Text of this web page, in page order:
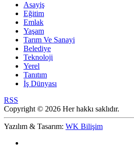
Asayiş
Eğitim
Emlak
Yaşam
Tarım Ve Sanayi
Belediye
Teknoloji
Yerel
Tanıtım
İş Dünyası
RSS
Copyright © 2026 Her hakkı saklıdır.
Yazılım & Tasarım: WK Bilişim